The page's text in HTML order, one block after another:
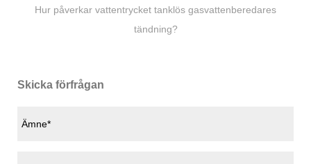
Hur påverkar vattentrycket tanklös gasvattenberedares
tändning?
Skicka förfrågan